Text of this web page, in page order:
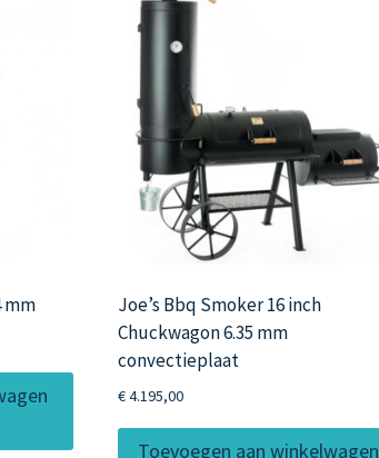
mm
Joe’s Bbq Smoker 16 inch
Chuckwagon 6.35 mm
convectieplaat
€4.195,00
Toevoegen aan winkelwagen